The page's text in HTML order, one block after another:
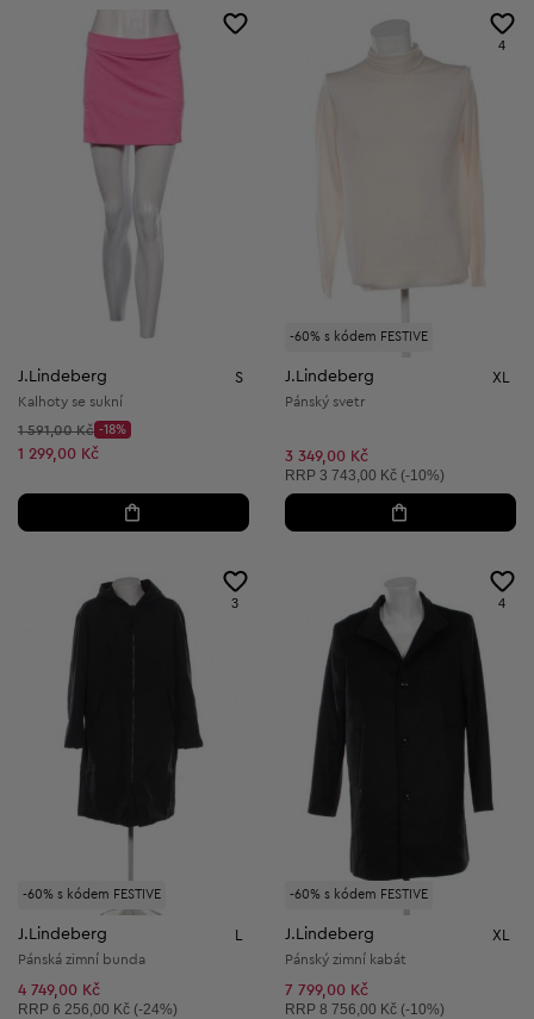
J.Lindeberg S
Kalhoty se sukní
Původní cena:
1 591,00 Kč
Discount Price:
-18%
Snížená cena:
1 299,00 Kč
-60% s kódem FESTIVE
4
J.Lindeberg XL
Pánský svetr
3 349,00 Kč
Doporučená cena:
RRP 3 743,00 Kč (-10%)
-60% s kódem FESTIVE
3
J.Lindeberg L
Pánská zimní bunda
4 749,00 Kč
Doporučená cena:
RRP 6 256,00 Kč (-24%)
-60% s kódem FESTIVE
4
J.Lindeberg XL
Pánský zimní kabát
7 799,00 Kč
Doporučená cena:
RRP 8 756,00 Kč (-10%)